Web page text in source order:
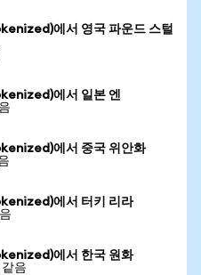
에서 영국 파운드 스털
에서 일본 엔
에서 중국 위안화
에서 터키 리라
에서 한국 원화
음